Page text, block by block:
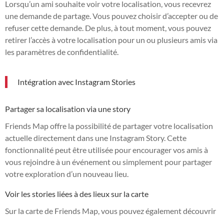
Lorsqu’un ami souhaite voir votre localisation, vous recevrez
une demande de partage. Vous pouvez choisir d’accepter ou de
refuser cette demande. De plus, à tout moment, vous pouvez
retirer l’accès à votre localisation pour un ou plusieurs amis via
les paramètres de confidentialité.
Intégration avec Instagram Stories
Partager sa localisation via une story
Friends Map offre la possibilité de partager votre localisation
actuelle directement dans une Instagram Story. Cette
fonctionnalité peut être utilisée pour encourager vos amis à
vous rejoindre à un événement ou simplement pour partager
votre exploration d’un nouveau lieu.
Voir les stories liées à des lieux sur la carte
Sur la carte de Friends Map, vous pouvez également découvrir